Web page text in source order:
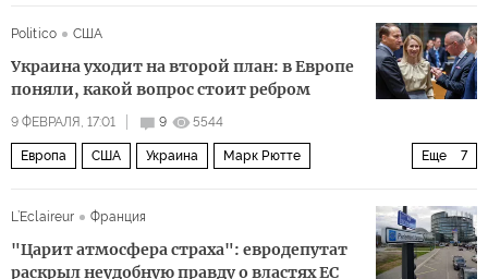
Politico США
Украина уходит на второй план: в Европе
поняли, какой вопрос стоит ребром
9 ФЕВРАЛЯ, 17:01 9 5544
Еще 7
Европа США Украина Марк Рютте
Политика
Кая Каллас
L’Eclaireur Франция
"Царит атмосфера страха": евродепутат
раскрыл неудобную правду о властях ЕС